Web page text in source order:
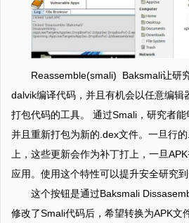
Reassemble(smali) Baksmali让研
dalvik编译代码，并且有机会以任意编辑
打包代码的工具。 通过Smali，研究者能
并且重新打包为新的.dex文件。一旦行
上，这些更新会作为补丁打上，一旦
应用。使用这个特性可以提升安全研究到
这个按钮是通过Baksmali
修改了Smali代码后，希望转换为APK文